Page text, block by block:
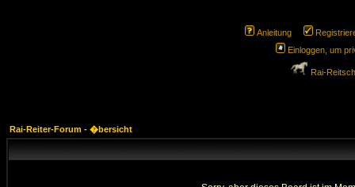
Anleitung
Einloggen, um
Rai-
Rai-Reiter-Forum - �bersicht